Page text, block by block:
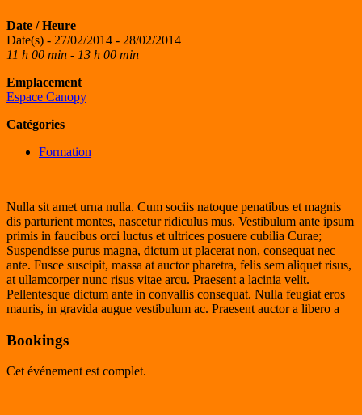
Date / Heure
Date(s) - 27/02/2014 - 28/02/2014
11 h 00 min - 13 h 00 min
Emplacement
Espace Canopy
Catégories
Formation
Nulla sit amet urna nulla. Cum sociis natoque penatibus et magnis
dis parturient montes, nascetur ridiculus mus. Vestibulum ante ipsum
primis in faucibus orci luctus et ultrices posuere cubilia Curae;
Suspendisse purus magna, dictum ut placerat non, consequat nec
ante. Fusce suscipit, massa at auctor pharetra, felis sem aliquet risus,
at ullamcorper nunc risus vitae arcu. Praesent a lacinia velit.
Pellentesque dictum ante in convallis consequat. Nulla feugiat eros
mauris, in gravida augue vestibulum ac. Praesent auctor a libero a
Bookings
Cet événement est complet.